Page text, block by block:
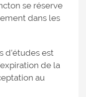
se réserve
dans les
d’études est
de la
au